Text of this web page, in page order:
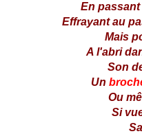
En
Effrayant au
Mais
A l'abri
Son
Un
Ou
Si
Sa